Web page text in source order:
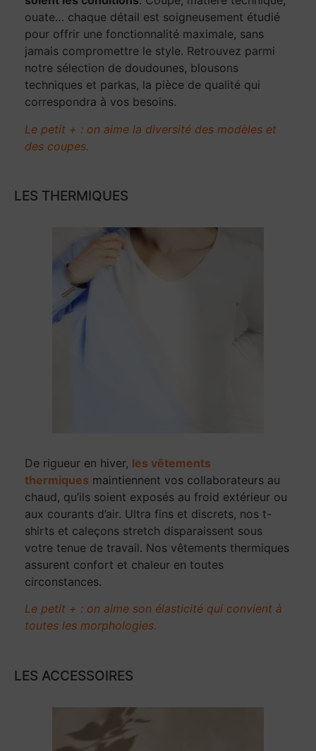
ouate… chaque détail est soigneusement étudié
pour offrir une fonctionnalité maximale, sans
jamais compromettre le style. Retrouvez parmi
notre sélection de doudounes, blousons
techniques et parkas, la pièce de qualité qui
correspondra à vos besoins.
Le petit + : on aime la diversité des modèles et
des coupes.
LES THERMIQUES
De rigueur en hiver, les vêtements
thermiques maintiennent vos collaborateurs au
chaud, qu’ils soient exposés au froid extérieur ou
aux courants d’air. Ultra fins et discrets, nos t-
shirts et caleçons stretch disparaissent sous
votre tenue de travail. Nos vêtements thermiques
assurent confort et chaleur en toutes
circonstances.
Le petit + : on aime son élasticité qui convient à
toutes les morphologies.
LES ACCESSOIRES